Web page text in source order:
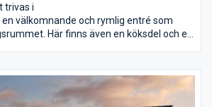
trivas i
välkomnande och rymlig entré som
Här finns även en köksdel och en
leder ut till trädgård och terrass.
om plats för familjeliv och avkoppling.
smidigt sätt ihop de tre sovrummen,